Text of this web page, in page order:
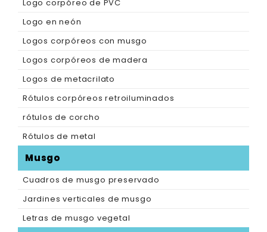
Logo corpóreo de PVC
Logo en neón
Logos corpóreos con musgo
Logos corpóreos de madera
Logos de metacrilato
Rótulos corpóreos retroiluminados
rótulos de corcho
Rótulos de metal
Musgo
Cuadros de musgo preservado
Jardines verticales de musgo
Letras de musgo vegetal